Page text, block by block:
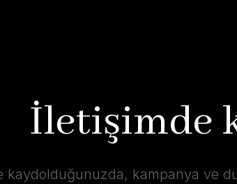
İletişimde
kaydolduğunuzda, kampanya ve